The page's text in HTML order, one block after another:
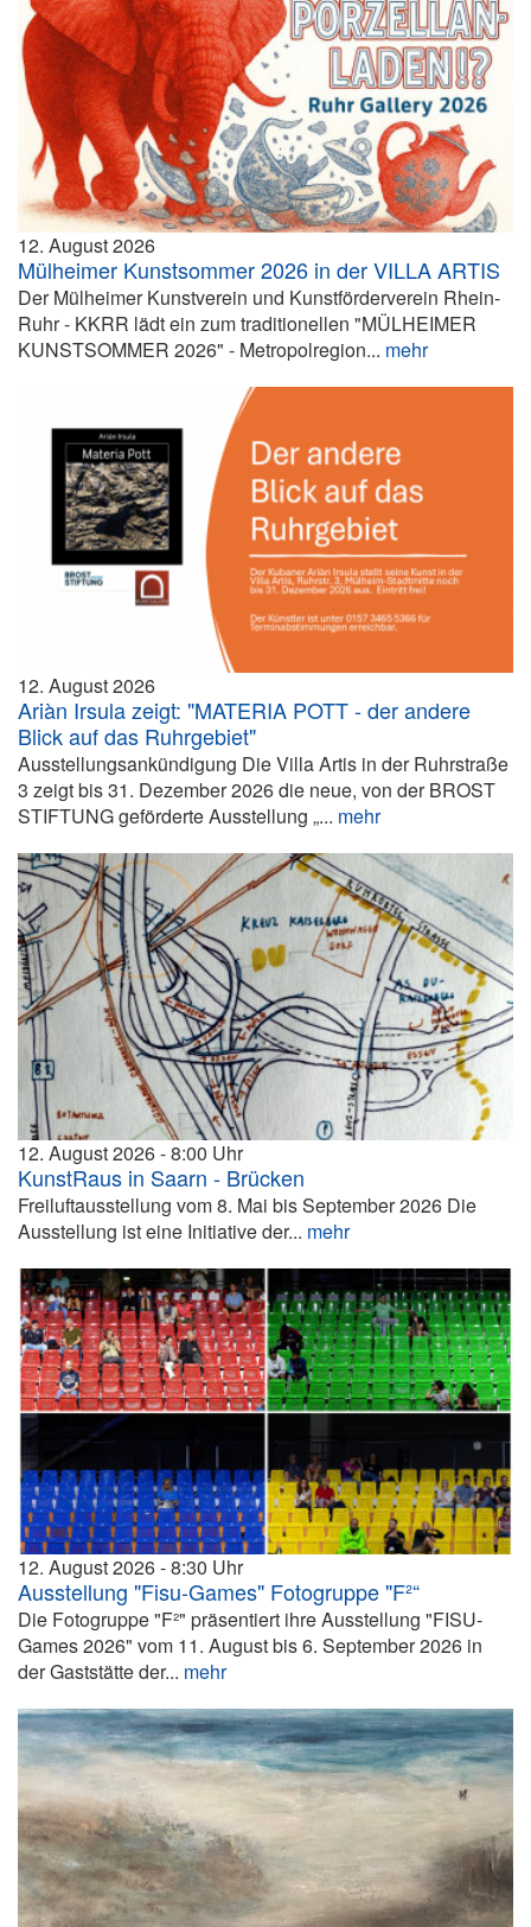
12. August 2026
Mülheimer Kunstsommer 2026 in der VILLA ARTIS
Der Mülheimer Kunstverein und Kunstförderverein Rhein-
Ruhr - KKRR lädt ein zum traditionellen "MÜLHEIMER
KUNSTSOMMER 2026" - Metropolregion... mehr
12. August 2026
Ariàn Irsula zeigt: "MATERIA POTT - der andere
Blick auf das Ruhrgebiet"
Ausstellungsankündigung Die Villa Artis in der Ruhrstraße
3 zeigt bis 31. Dezember 2026 die neue, von der BROST
STIFTUNG geförderte Ausstellung „... mehr
12. August 2026 8:00
KunstRaus in Saarn - Brücken
Freiluftausstellung vom 8. Mai bis September 2026 Die
Ausstellung ist eine Initiative der... mehr
12. August 2026 8:30
Ausstellung "Fisu-Games" Fotogruppe "F²“
Die Fotogruppe "F²" präsentiert ihre Ausstellung "FISU-
Games 2026" vom 11. August bis 6. September 2026 in
der Gaststätte der... mehr